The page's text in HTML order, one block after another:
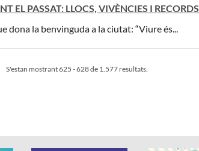
EL PASSAT: LLOCS, VIVÈNCIES I RECORDS
dona la benvinguda a la ciutat: “Viure és...
S'estan mostrant 625 - 628 de 1.577 resultats.